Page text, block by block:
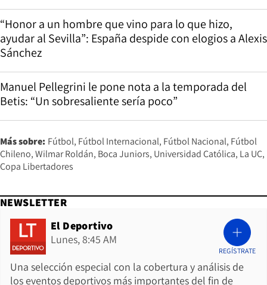
“Honor a un hombre que vino para lo que hizo,
ayudar al Sevilla”: España despide con elogios a Alexis
Sánchez
Manuel Pellegrini le pone nota a la temporada del
Betis: “Un sobresaliente sería poco”
Más sobre: Fútbol Fútbol Internacional Fútbol Nacional Fútbol
Chileno Wilmar Roldán Boca Juniors Universidad Católica La UC
Copa Libertadores
NEWSLETTER
El Deportivo
Lunes, 8:45 AM
Una selección especial con la cobertura y análisis de
los eventos deportivos más importantes del fin de
REGÍSTRATE